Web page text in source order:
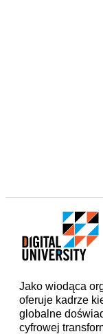
Jako wiodąca
oferuje kadrze
globalne
cyfrowej